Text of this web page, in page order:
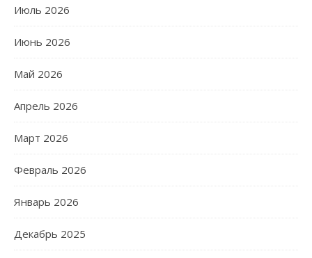
Июль 2026
Июнь 2026
Май 2026
Апрель 2026
Март 2026
Февраль 2026
Январь 2026
Декабрь 2025